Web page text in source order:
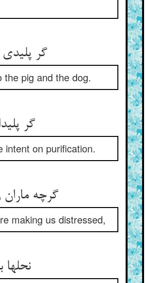
گر پلیدی پیش ما رسوا بود ** خوک و سگ را شکر و حلوا بود
pig and the dog.
گر پلیدان این پلیدیها کنند ** آبها بر پاک کردن می‌تنند
on purification.
گرچه ماران زهرافشان می‌کنند ** ورچه تلخان‌مان پریشان می‌کنند
making us distressed,
نحلها بر کو و کندو و شجر ** می‌نهند از شهد انبار شکر